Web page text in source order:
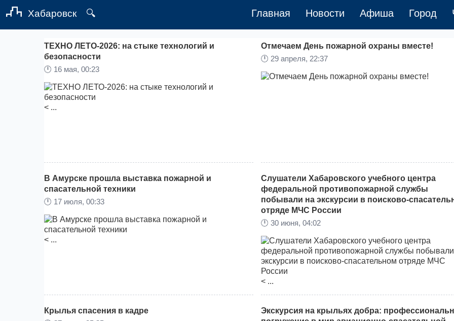
Хабаровск 🔍 Главная Новости Афиша Город
ТЕХНО ЛЕТО-2026: на стыке технологий и
безопасности
🕛 16 мая, 00:23
< ...
Отмечаем День пожарной охраны вместе!
🕛 29 апреля, 22:37
В Амурске прошла выставка пожарной и
спасательной техники
🕛 17 июля, 00:33
< ...
Слушатели Хабаровского учебного центра
федеральной противопожарной службы
побывали на экскурсии в поисково-
отряде МЧС России
🕛 30 июня, 04:02
< ...
Крылья спасения в кадре
Экскурсия на крыльях добра: